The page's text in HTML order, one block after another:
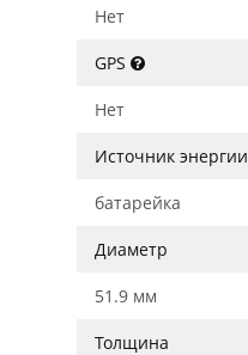
Нет
GPS
Нет
Источник энергии
батарейка
Диаметр
51.9 мм
Толщина